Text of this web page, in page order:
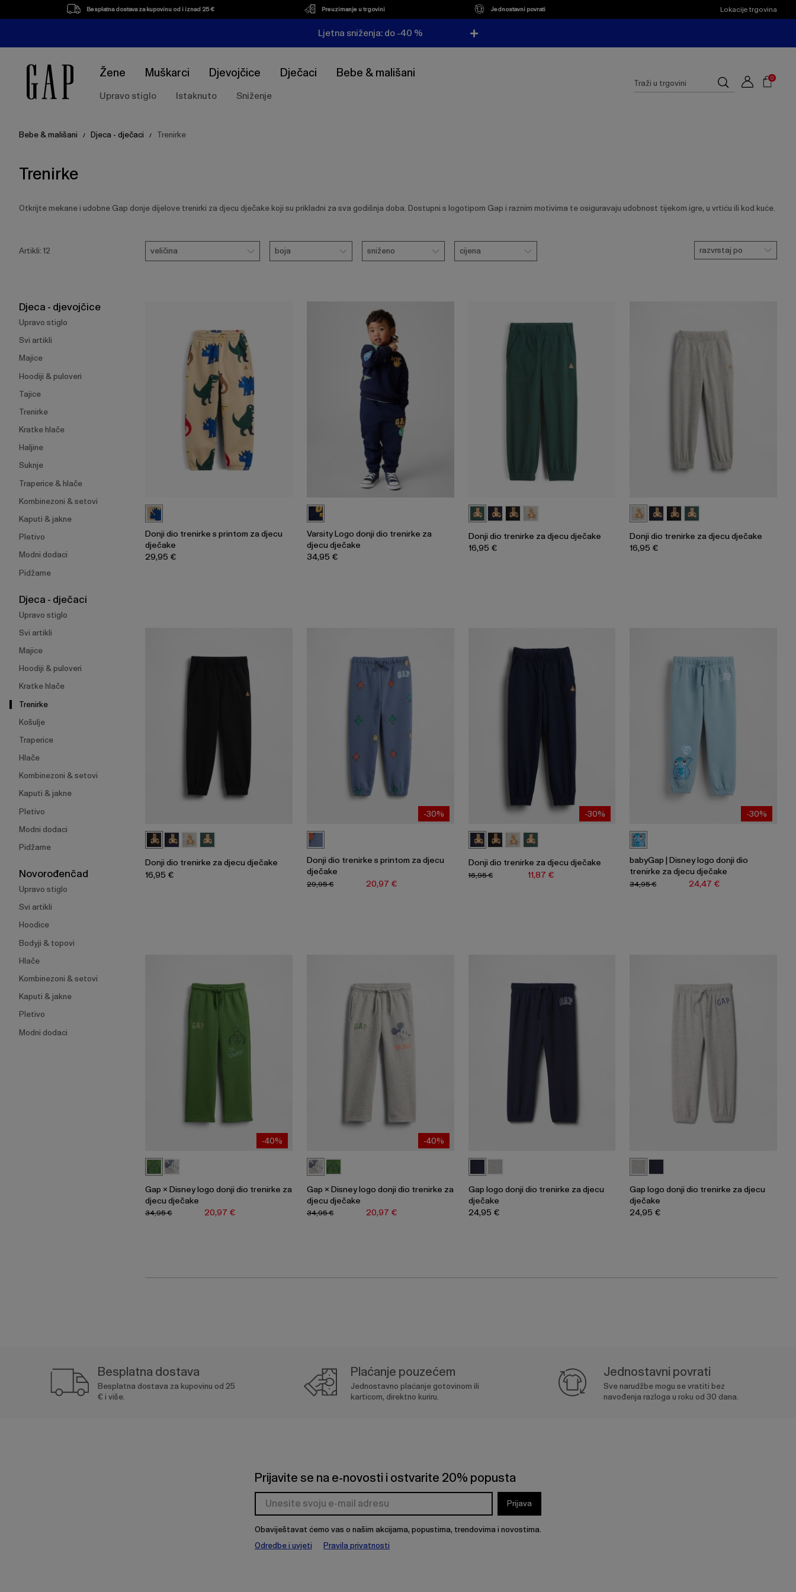
Besplatna dostava za kupovinu od i iznad 25 € Preuzimanje u trgovini Jednostavni povrati Lokacije trgovina
Ljetna sniženja: do -40 %
Žene Muškarci Djevojčice Dječaci Bebe & mališani
Upravo stiglo Istaknuto Sniženje
Suggested
site
content
Traži
u
0
Bebe & mališani / Djeca - dječaci / Trenirke
Trenirke
Otkrijte mekane i udobne Gap donje dijelove trenirki za djecu dječake koji su prikladni za sva godišnja doba. Dostupni s logotipom Gap i raznim motivima te osiguravaju udobnost tijekom igre, u vrtiću ili kod kuće.
tipku
širenje
izbornika.
Artikli: 12
Veličina
veličina
Boja
boja
Sniženo
sniženo
Cijena
cijena razvrstaj po
Djeca - djevojčice
Upravo stiglo
Svi artikli
Majice
Hoodiji & puloveri
Tajice
Trenirke
Kratke hlače
Haljine
Suknje
Traperice & hlače
Kombinezoni & setovi
Kaputi & jakne
Pletivo
Modni dodaci
Pidžame
Djeca - dječaci
Upravo stiglo
Svi artikli
Majice
Hoodiji & puloveri
Kratke hlače
Trenirke
Košulje
Traperice
Hlače
Kombinezoni & setovi
Kaputi & jakne
Pletivo
Modni dodaci
Pidžame
Novorođenčad
Upravo stiglo
Svi artikli
Hoodice
Bodyji & topovi
Hlače
Kombinezoni & setovi
Kaputi & jakne
Pletivo
Modni dodaci
Popis
proizvoda
Donji dio trenirke s printom za djecu
dječake
29,95 €
Varsity Logo donji dio trenirke za
djecu dječake
34,95 €
Donji dio trenirke za djecu dječake
16,95 €
Donji dio trenirke za djecu dječake
16,95 €
Donji dio trenirke za djecu dječake
16,95 €
-30%
Donji dio trenirke s printom za djecu
dječake
20,97 €
29,95 €
-30%
Donji dio trenirke za djecu dječake
11,87 €
16,95 €
-30%
babyGap | Disney logo donji dio
trenirke za djecu dječake
24,47 €
34,95 €
-40%
Gap × Disney logo donji dio trenirke za
djecu dječake
20,97 €
34,95 €
-40%
Gap × Disney logo donji dio trenirke za
djecu dječake
20,97 €
34,95 €
Gap logo donji dio trenirke za djecu
dječake
24,95 €
Gap logo donji dio trenirke za djecu
dječake
24,95 €
Besplatna dostava
Besplatna dostava za kupovinu od 25
€ i više.
Plaćanje pouzećem
Jednostavno plaćanje gotovinom ili
karticom, direktno kuriru.
Jednostavni povrati
Sve narudžbe mogu se vratiti bez
navođenja razloga u roku od 30 dana.
Prijavite se na e-novosti i ostvarite 20% popusta
Prijava
Obaviještavat ćemo vas o našim akcijama, popustima, trendovima i novostima.
Odredbe i uvjeti
Pravila privatnosti